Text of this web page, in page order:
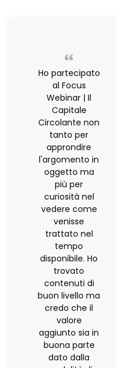
Ho partecipato
al Focus
Webinar | Il
Capitale
Circolante non
tanto per
approndire
l'argomento in
oggetto ma
più per
curiosità nel
vedere come
venisse
trattato nel
tempo
disponibile. Ho
trovato
contenuti di
buon livello ma
credo che il
valore
aggiunto sia in
buona parte
dato dalla